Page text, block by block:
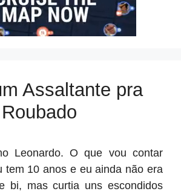
Assaltante pra
Leonardo. O que vou contar
tem 10 anos e eu ainda não era
bi, mas curtia uns escondidos